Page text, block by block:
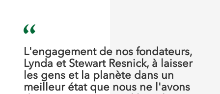
L'engagement de nos fondateurs,
Lynda et Stewart Resnick, à laisser
les gens et la planète dans un
meilleur état que nous ne l'avons